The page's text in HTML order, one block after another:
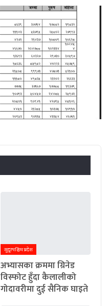
सुदूरपश्चिम प्रदेश
अभ्यासका क्रममा ग्रिनेड
विस्फोट हुँदा कैलालीको
गोदावरीमा दुई सैनिक घाइते